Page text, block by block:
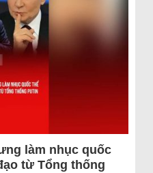
làm nhục quốc
từ Tổng thống